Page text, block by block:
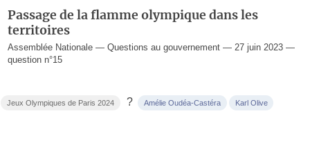
Passage de la flamme olympique dans les
territoires
Assemblée Nationale — Questions au gouvernement — 27 juin 2023 —
question n°15
Jeux Olympiques de Paris 2024 ? Amélie Oudéa-Castéra Karl Olive